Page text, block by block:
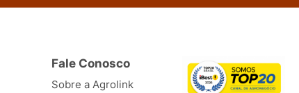
Fale Conosco
Sobre a Agrolink